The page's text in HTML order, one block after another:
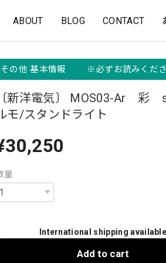
ABOUT BLOG CONTACT
その他 基本情報 ※必ずお読みくだ
〔新洋電気〕 MOS03-Ar
モ/スタンドライト
量
International shipping
Add to cart